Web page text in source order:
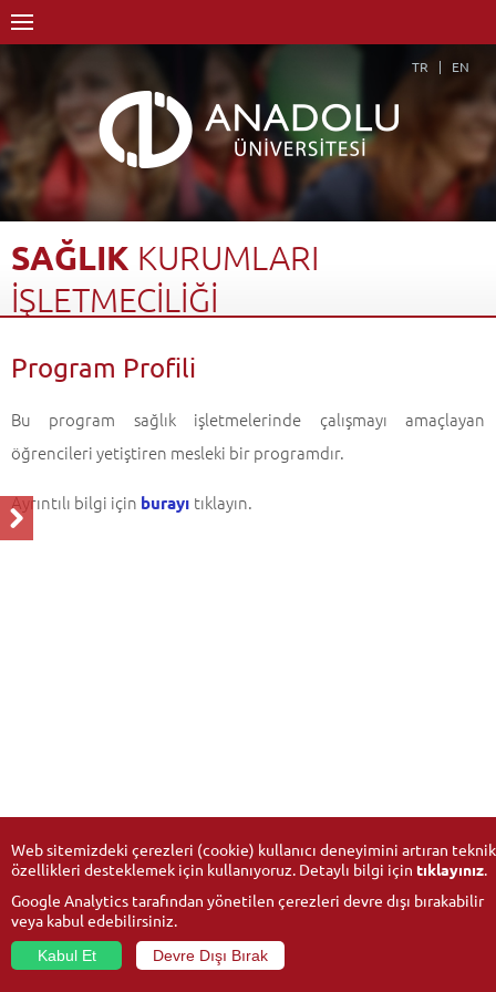
TR EN
SAĞLIK KURUMLARI
İŞLETMECİLİĞİ
Sağlık Kurumları İşletmeciliği
Program Profili
Bu program sağlık işletmelerinde çalışmayı amaçlayan
öğrencileri yetiştiren mesleki bir programdır.
Ayrıntılı bilgi için burayı tıklayın.
Web sitemizdeki çerezleri (cookie) kullanıcı deneyimini artıran teknik
özellikleri desteklemek için kullanıyoruz. Detaylı bilgi için tıklayınız.
Google Analytics tarafından yönetilen çerezleri devre dışı bırakabilir
veya kabul edebilirsiniz.
Kabul Et
Devre Dışı Bırak
© 2026Anadolu Üniversitesi- Tüm hakları saklıdır.